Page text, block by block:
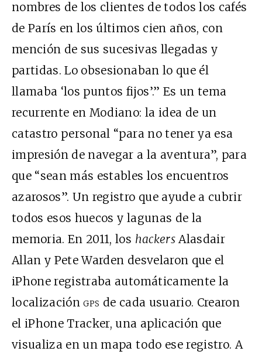
nombres de los clientes de todos los cafés
de París en los últimos cien años, con
mención de sus sucesivas llegadas y
partidas. Lo obsesionaban lo que él
llamaba ‘los puntos fijos’.” Es un tema
recurrente en Modiano: la idea de un
catastro personal “para no tener ya esa
impresión de navegar a la aventura”, para
que “sean más estables los encuentros
azarosos”. Un registro que ayude a cubrir
todos esos huecos y lagunas de la
memoria. En 2011, los hackersAlasdair
Allan y Pete Warden desvelaron que el
iPhone registraba automáticamente la
localizacióngps de cada usuario. Crearon
el iPhone Tracker, una aplicación que
visualiza en un mapa todo ese registro. A